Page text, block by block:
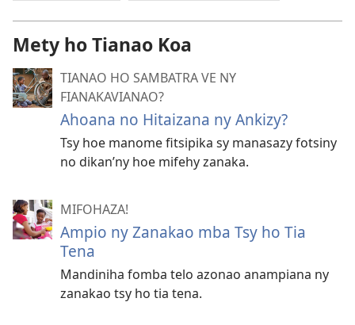
Mety ho Tianao Koa
TIANAO HO SAMBATRA VE NY
FIANAKAVIANAO?
Ahoana no Hitaizana ny Ankizy?
Tsy hoe manome fitsipika sy manasazy fotsiny
no dikan’ny hoe mifehy zanaka.
MIFOHAZA!
Ampio ny Zanakao mba Tsy ho Tia
Tena
Mandiniha fomba telo azonao anampiana ny
zanakao tsy ho tia tena.